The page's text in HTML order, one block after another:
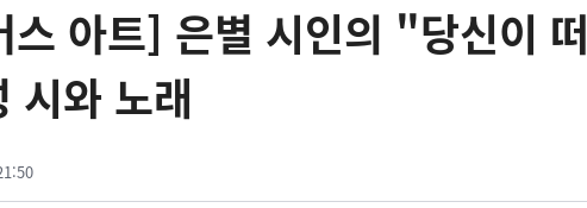
아트] 은별 시인의 "당신이 떠
시와 노래